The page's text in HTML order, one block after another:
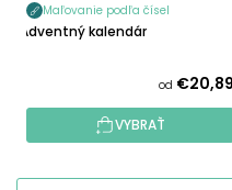
Maľovanie podľa čísel
Adventný kalendár
od €20,89
VYBRAŤ